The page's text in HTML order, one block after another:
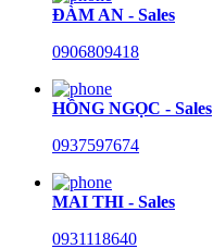
ĐÀM AN - Sales
0906809418
HỒNG NGỌC - Sales
0937597674
MAI THI - Sales
0931118640